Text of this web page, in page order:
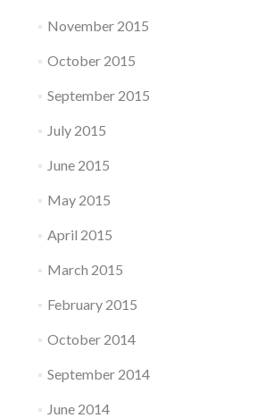
November 2015
October 2015
September 2015
July 2015
June 2015
May 2015
April 2015
March 2015
February 2015
October 2014
September 2014
June 2014